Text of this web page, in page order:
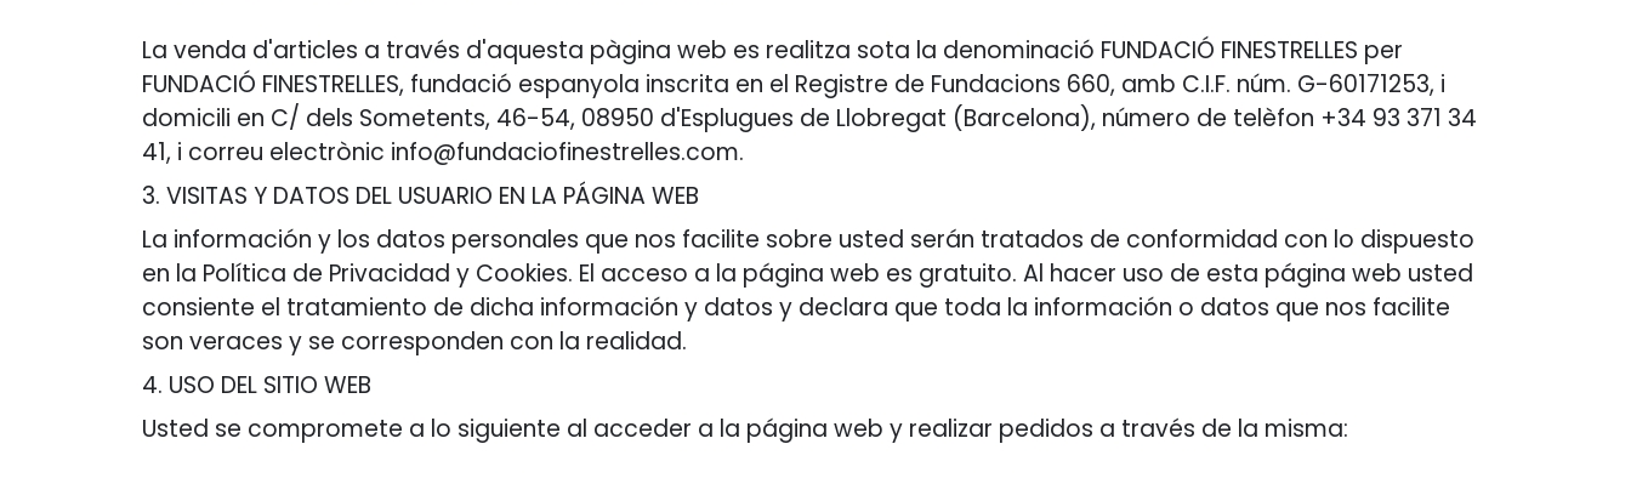
La venda d'articles a través d'aquesta pàgina web es realitza sota la denominació FUNDACIÓ FINESTRELLES per
FUNDACIÓ FINESTRELLES, fundació espanyola inscrita en el Registre de Fundacions 660, amb C.I.F. núm. G-60171253, i
domicili en C/ dels Sometents, 46-54, 08950 d'Esplugues de Llobregat (Barcelona), número de telèfon +34 93 371 34
41, i correu electrònic info@fundaciofinestrelles.com.
3. VISITAS Y DATOS DEL USUARIO EN LA PÁGINA WEB
La información y los datos personales que nos facilite sobre usted serán tratados de conformidad con lo dispuesto
en la Política de Privacidad y Cookies. El acceso a la página web es gratuito. Al hacer uso de esta página web usted
consiente el tratamiento de dicha información y datos y declara que toda la información o datos que nos facilite
son veraces y se corresponden con la realidad.
4. USO DEL SITIO WEB ​
Usted se compromete a lo siguiente al acceder a la página web y realizar pedidos a través de la misma: